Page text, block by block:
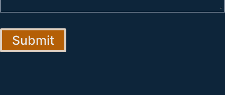
Submit